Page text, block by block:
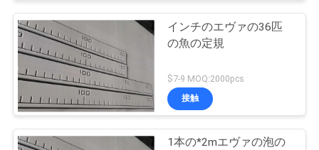
インチのエヴァの36匹
の魚の定規
$7-9 MOQ:2000pcs
接触
1本の*2mエヴァの泡の